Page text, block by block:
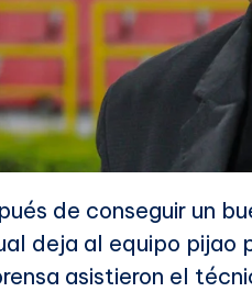
de conseguir un
deja al equipo pijao
asistieron el